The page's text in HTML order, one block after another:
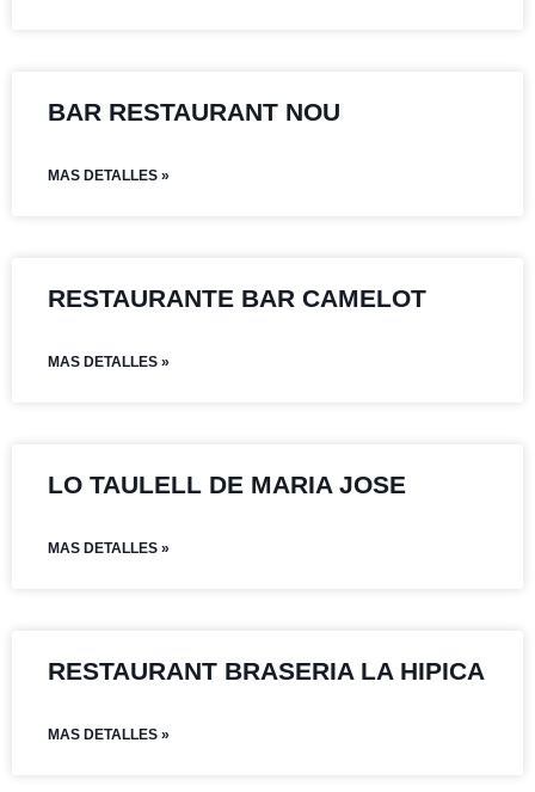
BAR RESTAURANT NOU
MAS DETALLES »
RESTAURANTE BAR CAMELOT
MAS DETALLES »
LO TAULELL DE MARIA JOSE
MAS DETALLES »
RESTAURANT BRASERIA LA HIPICA
MAS DETALLES »